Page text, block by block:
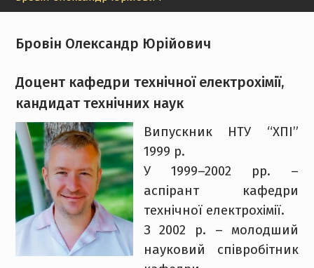
Бровін Олександр Юрійович
Доцент кафедри технічної електрохімії,
кандидат технічних наук
Випускник НТУ “ХПІ”
1999 р.
У 1999–2002 рр. –
аспірант кафедри
технічної електрохімії.
З 2002 р. – молодший
науковий співробітник